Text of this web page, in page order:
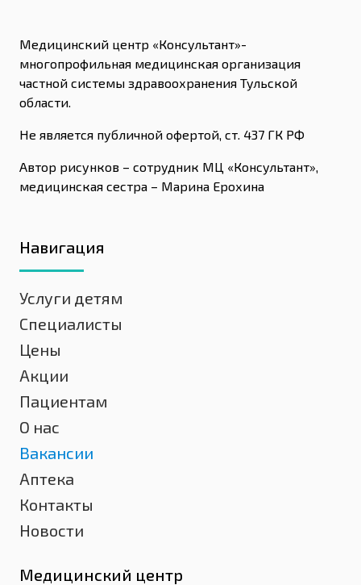
Медицинский центр «Консультант»-
многопрофильная медицинская организация
частной системы здравоохранения Тульской
области.
Не является публичной офертой, ст. 437 ГК РФ
Автор рисунков – сотрудник МЦ «Консультант»,
медицинская сестра – Марина Ерохина
Навигация
Услуги детям
Специалисты
Цены
Акции
Пациентам
О нас
Вакансии
Аптека
Контакты
Новости
Медицинский центр